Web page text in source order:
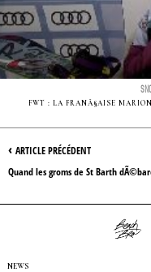
FWT : LA FRANÃ§AISE
‹ ARTICLE PRÉCÉDENT
Quand les groms de St Barth
NEWS